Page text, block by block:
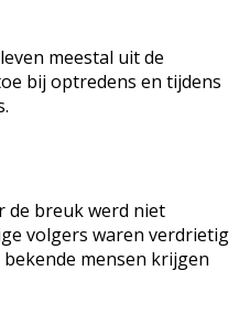
meestal uit de
bij optredens en tijdens
de breuk werd niet
volgers waren verdrietig
mensen krijgen